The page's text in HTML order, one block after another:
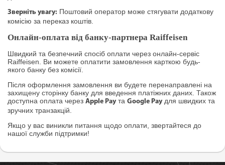
Зверніть увагу: Поштовий оператор може стягувати додаткову
комісію за переказ коштів.
Онлайн-оплата від банку-партнера Raiffeisen
Швидкий та безпечний спосіб оплати через онлайн-сервіс
Raiffeisen. Ви можете оплатити замовлення карткою будь-
якого банку без комісії.
Після оформлення замовлення ви будете перенаправлені на
захищену сторінку банку для введення платіжних даних. Також
доступна оплата через Apple Pay та Google Pay для швидких та
зручних транзакцій.
Якщо у вас виникли питання щодо оплати, звертайтеся до
нашої служби підтримки!